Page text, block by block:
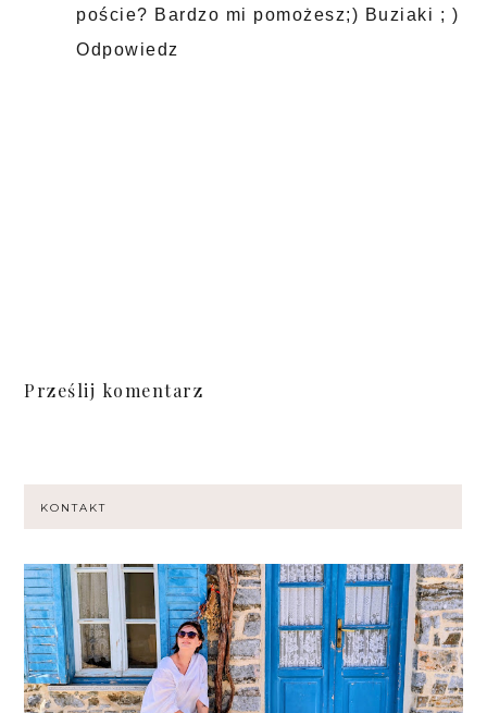
poście? Bardzo mi pomożesz;) Buziaki ; )
Odpowiedz
Prześlij komentarz
KONTAKT